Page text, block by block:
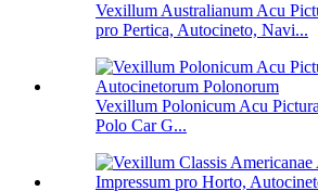
Vexillum Australianum Acu
pro Pertica, Autocineto, Navi...
Vexillum Polonicum Acu
Polo Car G...